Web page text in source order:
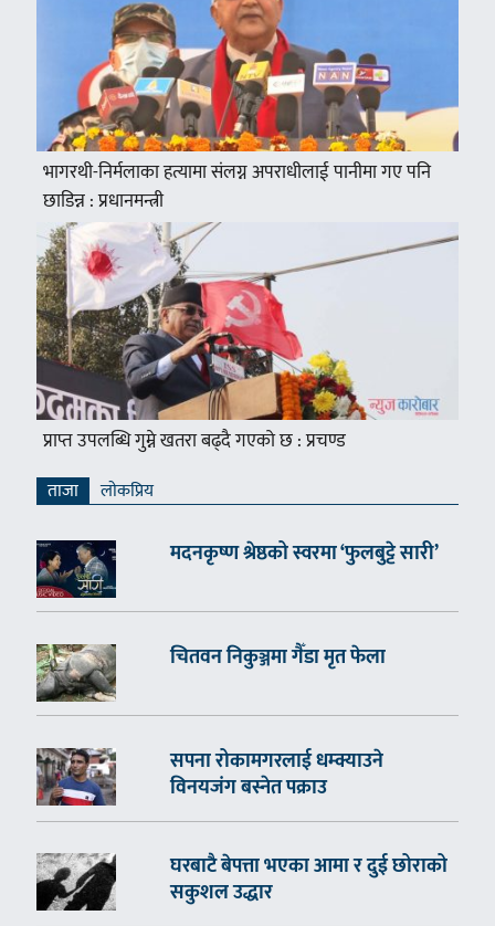
भागरथी-निर्मलाका हत्यामा संलग्न अपराधीलाई पानीमा गए पनि
छाडिन्न : प्रधानमन्त्री
प्राप्त उपलब्धि गुम्ने खतरा बढ्दै गएको छ : प्रचण्ड
ताजा लाेकप्रिय
मदनकृष्ण श्रेष्ठको स्वरमा ‘फुलबुट्टे सारी’
चितवन निकुञ्जमा गैँडा मृत फेला
सपना रोकामगरलाई धम्क्याउने
विनयजंग बस्नेत पक्राउ
घरबाटै बेपत्ता भएका आमा र दुई छोराको
सकुशल उद्धार